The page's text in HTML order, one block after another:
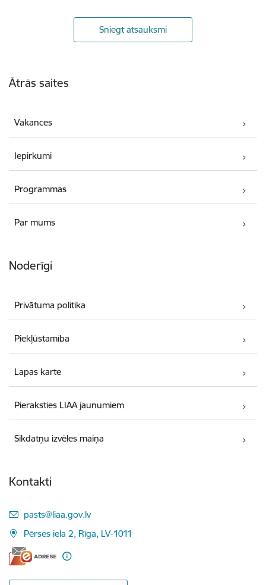
Sniegt atsauksmi
Ātrās saites
Vakances
Iepirkumi
Programmas
Par mums
Noderīgi
Privātuma politika
Piekļūstamība
Lapas karte
Pieraksties LIAA jaunumiem
Sīkdatņu izvēles maiņa
Kontakti
E-pasts:
pasts@liaa.gov.lv
Pērses iela 2, Rīga, LV-1011